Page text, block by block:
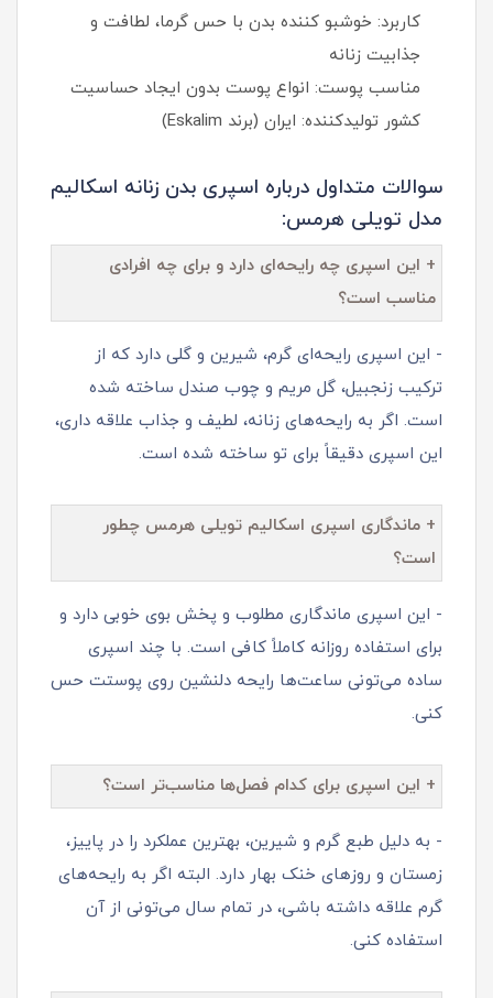
کاربرد: خوشبو کننده بدن با حس گرما، لطافت و
جذابیت زنانه
مناسب پوست: انواع پوست بدون ایجاد حساسیت
کشور تولیدکننده: ایران (برند Eskalim)
سوالات متداول درباره اسپری بدن زنانه اسکالیم
مدل تویلی هرمس:
+ این اسپری چه رایحه‌ای دارد و برای چه افرادی
مناسب است؟
- این اسپری رایحه‌ای گرم، شیرین و گلی دارد که از
ترکیب زنجبیل، گل مریم و چوب صندل ساخته شده
است. اگر به رایحه‌های زنانه، لطیف و جذاب علاقه داری،
این اسپری دقیقاً برای تو ساخته شده است.
+ ماندگاری اسپری اسکالیم تویلی هرمس چطور
است؟
- این اسپری ماندگاری مطلوب و پخش بوی خوبی دارد و
برای استفاده روزانه کاملاً کافی است. با چند اسپری
ساده می‌تونی ساعت‌ها رایحه دلنشین روی پوستت حس
کنی.
+ این اسپری برای کدام فصل‌ها مناسب‌تر است؟
- به دلیل طبع گرم و شیرین، بهترین عملکرد را در پاییز،
زمستان و روزهای خنک بهار دارد. البته اگر به رایحه‌های
گرم علاقه داشته باشی، در تمام سال می‌تونی از آن
استفاده کنی.